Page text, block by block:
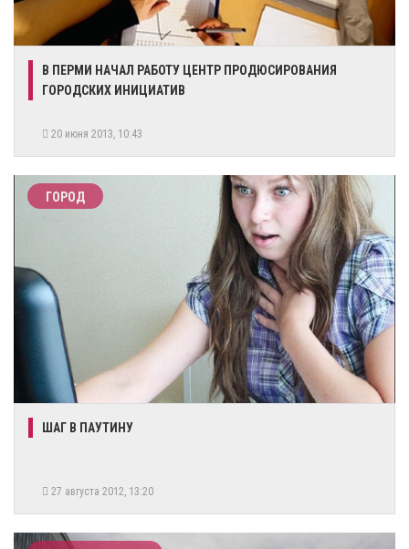
В ПЕРМИ НАЧАЛ РАБОТУ ЦЕНТР ПРОДЮСИРОВАНИЯ
ГОРОДСКИХ ИНИЦИАТИВ
20 июня 2013, 10:43
ГОРОД
ШАГ В ПАУТИНУ
27 августа 2012, 13:20